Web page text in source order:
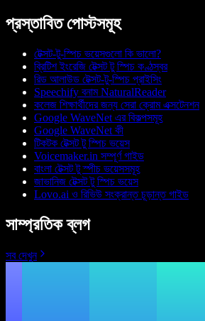
প্রস্তাবিত পোস্টসমূহ
টেক্সট-টু-স্পিচ ভয়েসগুলো কি ভালো?
ব্রিটিশ ইংরেজি টেক্সট টু স্পিচ কণ্ঠস্বর
রিড আলাউড টেক্সট-টু-স্পিচ প্রাইসিং
Speechify বনাম NaturalReader
কলেজ শিক্ষার্থীদের জন্য সেরা ক্রোম এক্সটেনশন
Google WaveNet এর বিকল্পসমূহ
Google WaveNet কী
টিকটক টেক্সট টু স্পিচ ভয়েস
Voicemaker.in সম্পূর্ণ গাইড
বাংলা টেক্সট টু স্পীচ ভয়েসসমূহ
জাভানিজ টেক্সট টু স্পিচ ভয়েস
Lovo.ai ও রিভিউ সংক্রান্ত চূড়ান্ত গাইড
সাম্প্রতিক ব্লগ
সব দেখুন